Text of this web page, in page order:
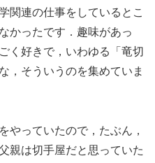
関連の仕事をしているとこ
かったです．趣味があっ
く好きで，いわゆる「竜切
，そういうのを集めていま
っていたので，たぶん，
親は切手屋だと思っていた